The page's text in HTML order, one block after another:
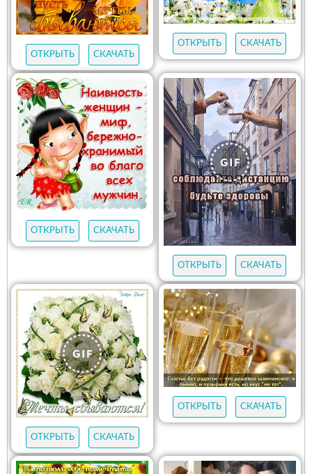
ОТКРЫТЬ СКАЧАТЬ
ОТКРЫТЬ СКАЧАТЬ
ОТКРЫТЬ СКАЧАТЬ
ОТКРЫТЬ СКАЧАТЬ
ОТКРЫТЬ СКАЧАТЬ
ОТКРЫТЬ СКАЧАТЬ